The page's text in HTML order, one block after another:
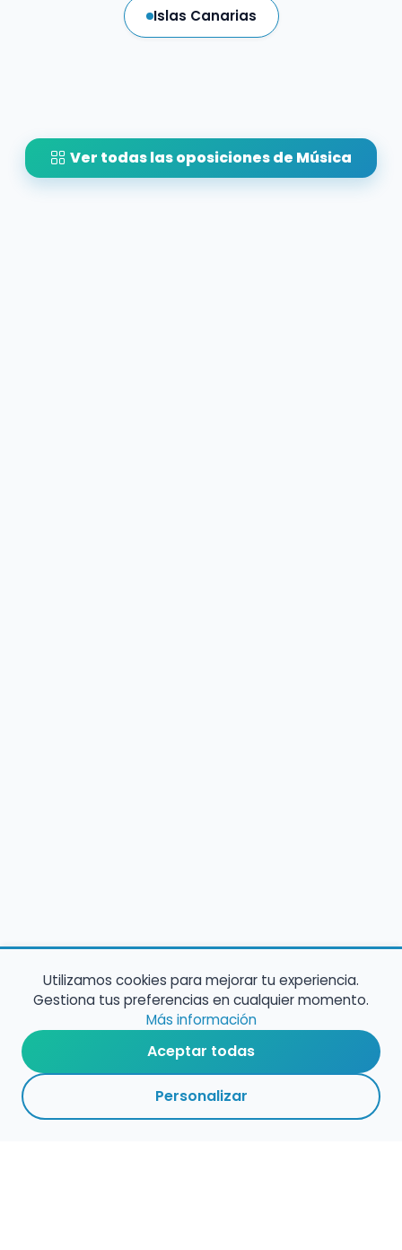
Islas Canarias
Ver todas las oposiciones de Música
Utilizamos cookies para mejorar tu experiencia.
Gestiona tus preferencias en cualquier momento.
Más información
Aceptar todas
Personalizar